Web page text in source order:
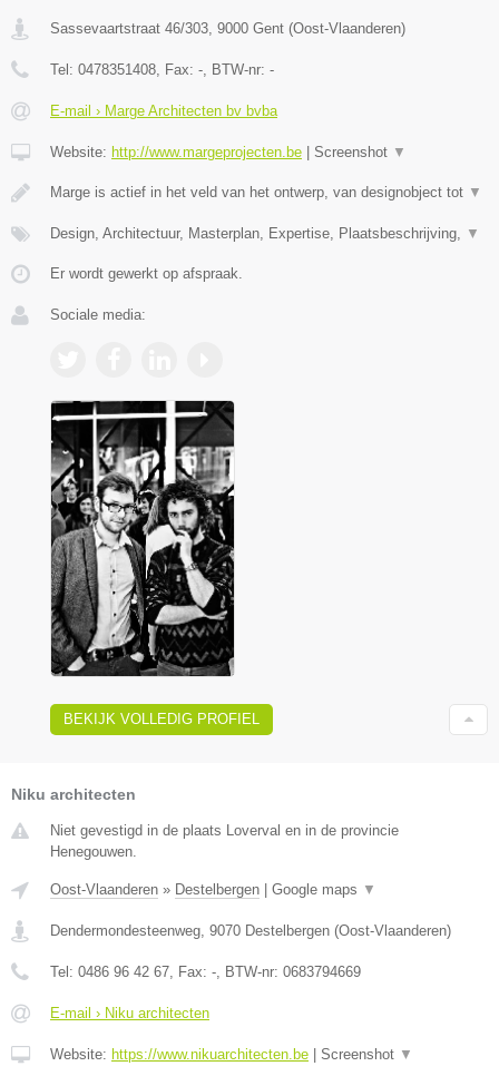
Sassevaartstraat 46/303 9000 Gent (Oost-Vlaanderen)
Tel: 0478351408 , Fax: - , BTW-nr: -
E-mail › Marge Architecten bv bvba
Website: http://www.margeprojecten.be Screenshot ▼
Marge is actief in het veld van het ontwerp, van designobject tot ▼
Design, Architectuur, Masterplan, Expertise, Plaatsbeschrijving, ▼
Er wordt gewerkt op afspraak.
Sociale media:
BEKIJK VOLLEDIG PROFIEL
Niku architecten
Niet gevestigd in de plaats Loverval en in de provincie
Henegouwen.
Oost-Vlaanderen » Destelbergen Google maps ▼
Dendermondesteenweg 9070 Destelbergen (Oost-Vlaanderen)
Tel: 0486 96 42 67 , Fax: - , BTW-nr: 0683794669
E-mail › Niku architecten
Website: https://www.nikuarchitecten.be Screenshot ▼